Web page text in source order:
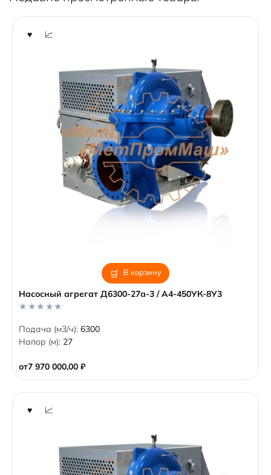
В корзину
Насосный агрегат Д6300-27а-3 / А4-450УК-8У3
от7 970 000,00 ₽
0
o
u
f
5
Подача (м3/ч): 6300
Напор (м): 27